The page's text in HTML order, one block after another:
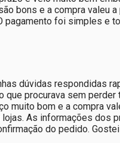
bons e a compra valeu
foi simples e
dúvidas respondidas
que procurava sem
muito bom e a compra
As informações dos
do pedido.